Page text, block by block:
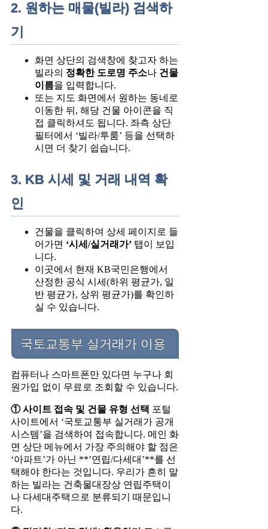
2. 원하는 매물(빌라) 검색하
기
화면 상단의 검색창에 찾고자 하는
빌라의 정확한 도로명 주소나 건물
이름을 입력합니다.
또는 지도 화면에서 원하는 동네로
이동한 뒤, 해당 건물 아이콘을 직
접 클릭하셔도 됩니다. 좌측 상단
필터에서 ‘빌라/투룸’ 등을 선택하
시면 더 찾기 쉽습니다.
3. KB 시세 및 거래 내역 확
인
건물을 클릭하여 상세 페이지로 들
어가면 ‘시세/실거래가’ 탭이 보입
니다.
이곳에서 현재 KB국민은행에서
산정한 공식 시세(하위 평균가, 일
반 평균가, 상위 평균가)를 확인하
실 수 있습니다.
국토교통부 실거래가 이용
컴퓨터나 스마트폰만 있다면 누구나 회
원가입 없이 무료로 조회할 수 있습니다.
① 사이트 접속 및 건물 유형 선택 포털
사이트에서 ‘국토교통부 실거래가 공개
시스템’을 검색하여 접속합니다. 메인 화
면 상단 메뉴에서 가장 주의해야 할 점은
‘아파트’가 아닌 **’연립/다세대’**를 선
택해야 한다는 것입니다. 우리가 흔히 말
하는 빌라는 건축물대장상 연립주택이
나 다세대주택으로 분류되기 때문입니
다.